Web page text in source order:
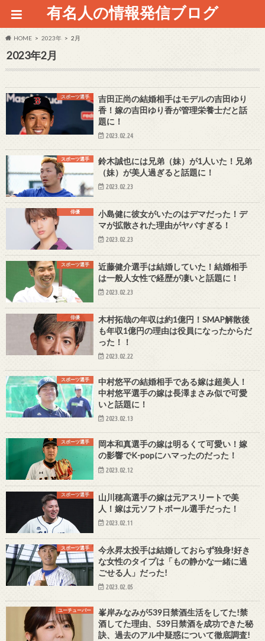
有名人の情報発信ブログ
HOME 2023年 2月
2023年2月
スポーツ選手
吉田正尚の結婚相手はモデルの吉田ゆり
香！嫁の吉田ゆり香が管理栄養士だと話
題に！
2023.02.24
スポーツ選手
鈴木誠也には兄弟（妹）が1人いた！兄弟
（妹）が美人過ぎると話題に！
2023.02.23
俳優
小島健に彼女がいたのはデマだった！デ
マが拡散された理由がヤバすぎる！
2023.02.23
スポーツ選手
近藤健介選手は結婚していた！結婚相手
は一般人女性で経歴が凄いと話題に！
2023.02.23
俳優
木村拓哉の年収は約1億円！SMAP解散後
も年収1億円の理由は役員になったからだ
った！！
2023.02.22
スポーツ選手
中村悠平の結婚相手である嫁は超美人！
中村悠平選手の嫁は長澤まさみ似で可愛
いと話題に！
2023.02.13
スポーツ選手
岡本和真選手の嫁は明るくて可愛い！嫁
の影響でK-popにハマったのだった！
2023.02.12
スポーツ選手
山川穂高選手の嫁は元アスリートで美
人！嫁は元ソフトボール選手だった！
2023.02.11
スポーツ選手
今永昇太投手は結婚しておらず独身!好き
な女性のタイプは「もの静かな一緒に過
ごせる人」だった!
2023.02.05
ユーチューバー
峯岸みなみが539日禁酒生活をしてた!禁
酒してた理由、539日禁酒を成功できた秘
訣、過去のアル中疑惑について徹底調査!